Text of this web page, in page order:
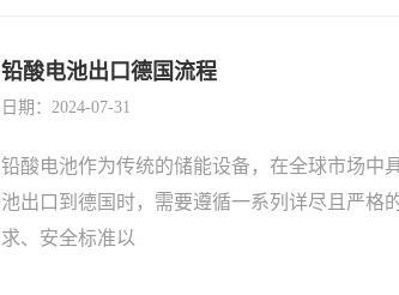
铅酸电池出口德国流程
日期：2024-07-31
铅酸电池作为传统的储能设备，在全球市场中
池出口到德国时，需要遵循一系列详尽且严格
求、安全标准以